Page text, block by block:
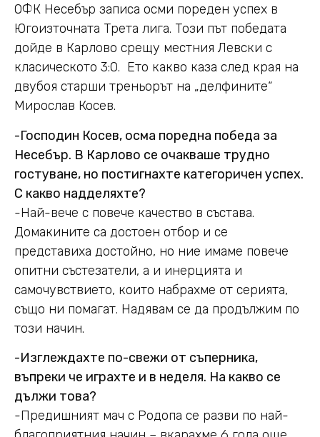
ОФК Несебър записа осми пореден успех в
Югоизточната Трета лига. Този път победата
дойде в Карлово срещу местния Левски с
класическото 3:0. Ето какво каза след края на
двубоя старши треньорът на „делфините“
Мирослав Косев.
-Господин Косев, осма поредна победа за
Несебър. В Карлово се очакваше трудно
гостуване, но постигнахте категоричен успех.
С какво надделяхте?
-Най-вече с повече качество в състава.
Домакините са достоен отбор и се
представиха достойно, но ние имаме повече
опитни състезатели, а и инерцията и
самочувствието, които набрахме от серията,
също ни помагат. Надявам се да продължим по
този начин.
-Изглеждахте по-свежи от съперника,
въпреки че играхте и в неделя. На какво се
дължи това?
-Предишният мач с Родопа се разви по най-